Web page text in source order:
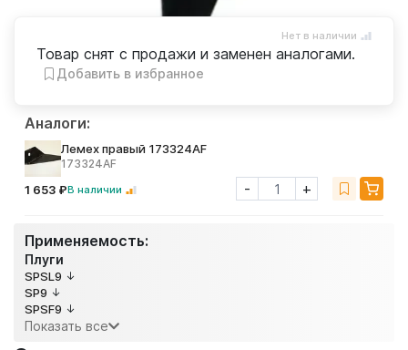
Аналоги:
Лемех правый 173324AF
173324AF
1 653 ₽В наличии - +
Применяемость:
Плуги
SPSL9
SP9
SPSF9
Показать все
Нет в наличии
Товар снят с продажи и заменен аналогами.
Добавить в избранное